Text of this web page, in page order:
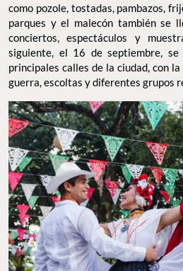
como pozole, tostadas, pambazos,
parques y el malecón también se
conciertos, espectáculos y
siguiente, el 16 de septiembre,
principales calles de la ciudad, con
guerra, escoltas y diferentes grupos